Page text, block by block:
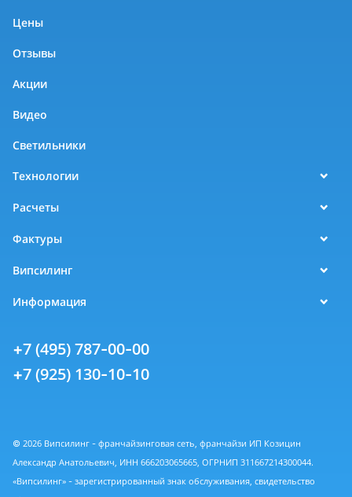
Цены
Отзывы
Акции
Видео
Светильники
Технологии
Расчеты
Фактуры
Випсилинг
Информация
+7 (495) 787-00-00
+7 (925) 130-10-10
© 2026 Випсилинг - франчайзинговая сеть, франчайзи ИП Козицин
Александр Анатольевич, ИНН 666203065665, ОГРНИП 311667214300044.
«Випсилинг» - зарегистрированный знак обслуживания, свидетельство